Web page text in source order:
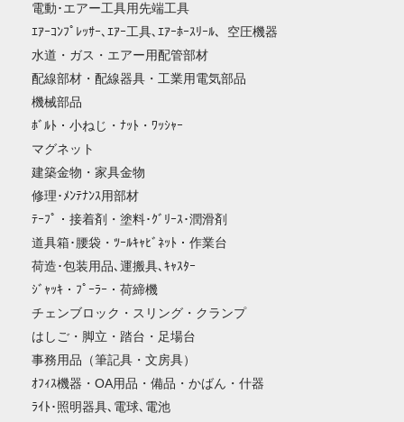
電動･エアー工具用先端工具
ｴｱｰｺﾝﾌﾟﾚｯｻｰ､ｴｱｰ工具､ｴｱｰﾎｰｽﾘｰﾙ、空圧機器
水道・ガス・エアー用配管部材
配線部材・配線器具・工業用電気部品
機械部品
ﾎﾞﾙﾄ・小ねじ・ﾅｯﾄ・ﾜｯｼｬｰ
マグネット
建築金物・家具金物
修理･ﾒﾝﾃﾅﾝｽ用部材
ﾃｰﾌﾟ・接着剤・塗料･ｸﾞﾘｰｽ･潤滑剤
道具箱･腰袋・ﾂｰﾙｷｬﾋﾞﾈｯﾄ・作業台
荷造･包装用品､運搬具､ｷｬｽﾀｰ
ｼﾞｬｯｷ・ﾌﾟｰﾗｰ・荷締機
チェンブロック・スリング・クランプ
はしご・脚立・踏台・足場台
事務用品（筆記具・文房具）
ｵﾌｨｽ機器・OA用品・備品・かばん・什器
ﾗｲﾄ･照明器具､電球､電池